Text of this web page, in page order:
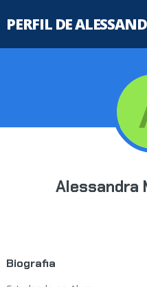
PERFIL DE
Alessandra
Biografia